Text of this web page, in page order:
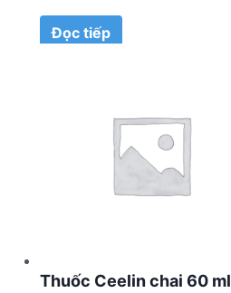
Đọc tiếp
Thuốc Ceelin chai 60 ml